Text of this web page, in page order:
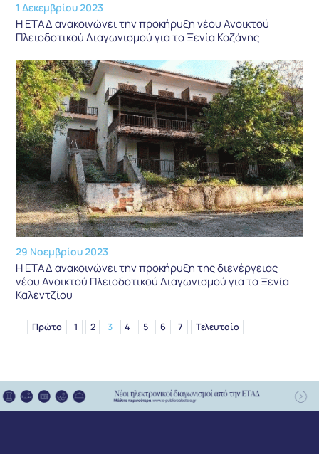
1 Δεκεμβρίου 2023
Η ΕΤΑΔ ανακοινώνει την προκήρυξη νέου Ανοικτού
Πλειοδοτικού Διαγωνισμού για το Ξενία Κοζάνης
29 Νοεμβρίου 2023
Η ΕΤΑΔ ανακοινώνει την προκήρυξη της διενέργειας
νέου Ανοικτού Πλειοδοτικού Διαγωνισμού για το Ξενία
Καλεντζίου
Πρώτο 1 2 3 4 5 6 7 Τελευταίο